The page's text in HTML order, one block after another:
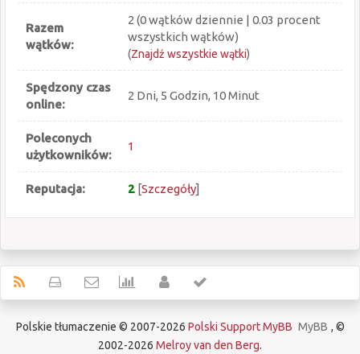
Razem
wątków:
2 (0 wątków dziennie | 0.03 procent
wszystkich wątków)
(Znajdź wszystkie wątki)
Spędzony czas
online:
2 Dni, 5 Godzin, 10 Minut
Poleconych
użytkowników:
1
Reputacja: 2 [Szczegóły]
Polskie tłumaczenie © 2007-2026 Polski Support MyBB MyBB , ©
2002-2026 Melroy van den Berg.